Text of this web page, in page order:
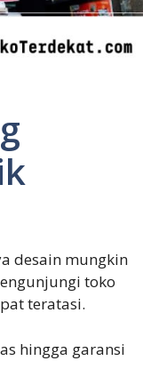
desain mungkin
toko
teratasi.
hingga garansi